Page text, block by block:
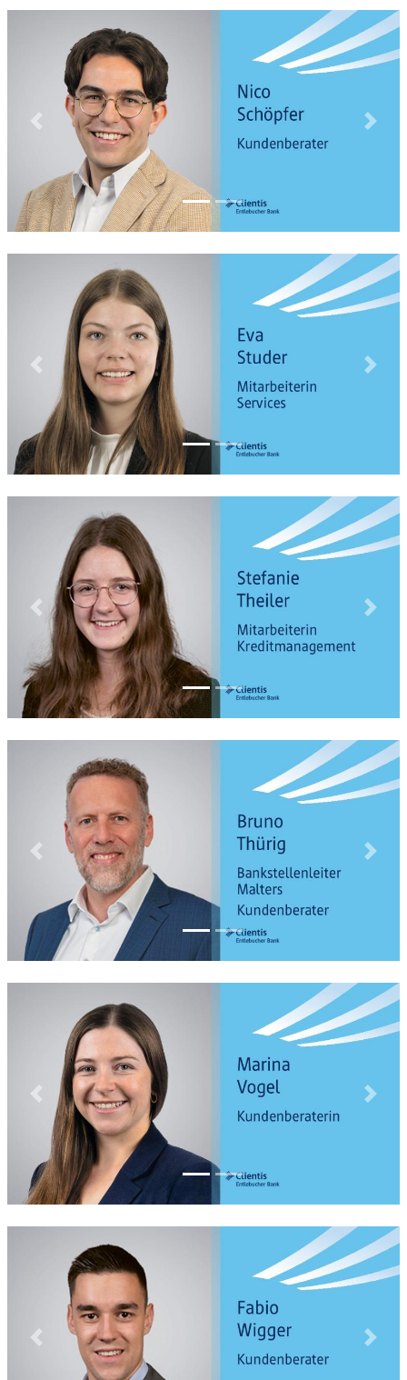
Previous Next
Previous Next
Previous Next
Previous Next
Previous Next
Previous Next